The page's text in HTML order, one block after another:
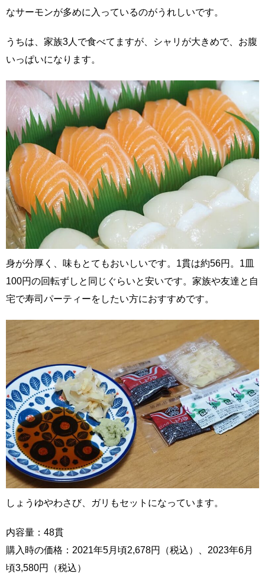
なサーモンが多めに入っているのがうれしいです。
うちは、家族3人で食べてますが、シャリが大きめで、お腹
いっぱいになります。
身が分厚く、味もとてもおいしいです。1貫は約56円。1皿
100円の回転ずしと同じぐらいと安いです。家族や友達と自
宅で寿司パーティーをしたい方におすすめです。
しょうゆやわさび、ガリもセットになっています。
内容量：48貫
購入時の価格：2021年5月頃2,678円（税込）、2023年6月
頃3,580円（税込）